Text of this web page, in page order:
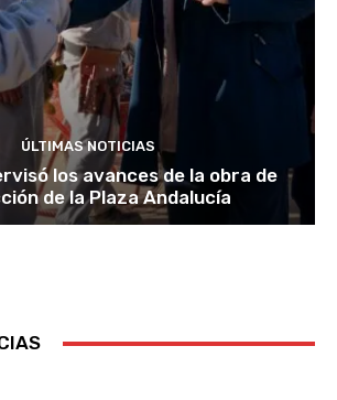
ÚLTIMAS NOTICIAS
los avances de la obra de
de la Plaza Andalucía